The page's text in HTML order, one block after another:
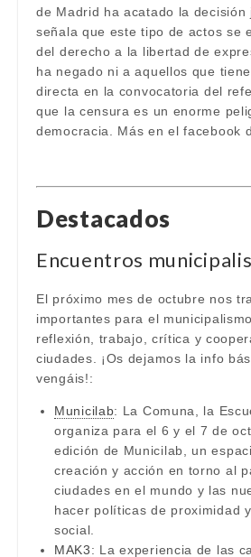
de Madrid ha acatado la decisión
señala que este tipo de actos se
del derecho a la libertad de
ha negado ni a aquellos que
directa en la convocatoria del
que la censura es un enorme
democracia. Más en el facebook
Destacados
Encuentros
El próximo mes de octubre nos
importantes para el
reflexión, trabajo, crítica y
ciudades. ¡Os dejamos la info
vengáis!:
Municilab: La Comuna, la
organiza para el 6 y el 7 de
edición de Municilab, un
creación y acción en torno al
ciudades en el mundo y las
hacer políticas de proximidad
social.
MAK3: La experiencia de las